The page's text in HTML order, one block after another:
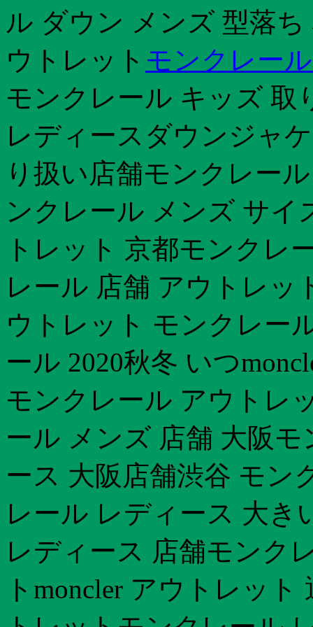
ル ダウン メンズ 型落
ウトレット モンクレー
モンクレール キッズ 取
レディースダウンジャ
り扱い店舗モンクレー
ンクレール メンズ サイ
トレット 京都モンクレ
レール 店舗 アウトレッ
ウトレット モンクレー
ール 2020秋冬 いつ
モンクレール アウトレ
ール メンズ 店舗 大阪
ース 大阪店舗渋谷 モン
レール レディース 大
レディース 店舗モンク
トmoncler アウトレッ